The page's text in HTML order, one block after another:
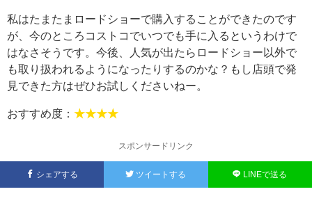
私はたまたまロードショーで購入することができたのです
が、今のところコストコでいつでも手に入るというわけで
はなさそうです。今後、人気が出たらロードショー以外で
も取り扱われるようになったりするのかな？もし店頭で発
見できた方はぜひお試しくださいねー。
おすすめ度： ★★★★
スポンサードリンク
シェアする ツイートする LINEで送る